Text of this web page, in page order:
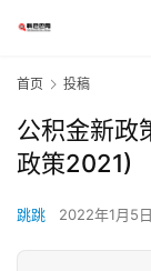
首页 投稿
公积金新政
政策2021)
跳跳 2022年1月5